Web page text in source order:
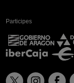
Participes